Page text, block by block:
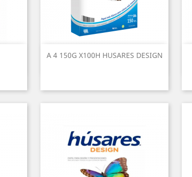
A 4 150G X100H HUSARES DESIGN